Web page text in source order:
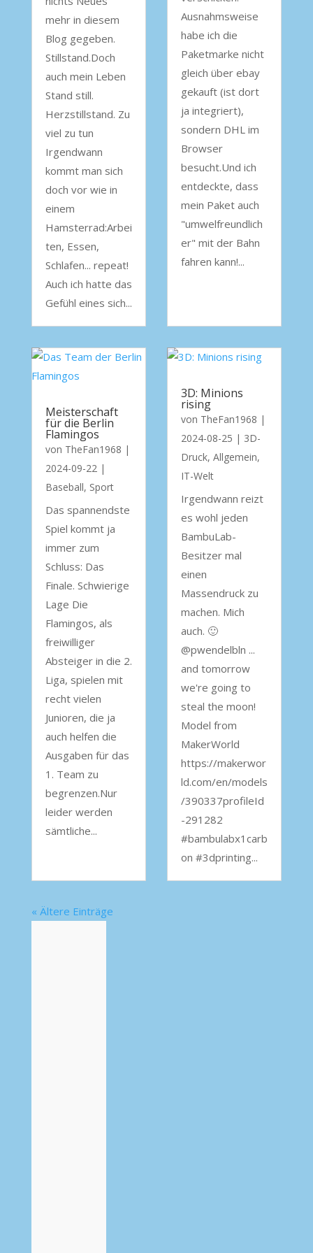
mehr in diesem
Blog gegeben.
Stillstand.Doch
auch mein Leben
Stand still.
Herzstillstand. Zu
viel zu tun
Irgendwann
kommt man sich
doch vor wie in
einem
Hamsterrad:Arbei
ten, Essen,
Schlafen... repeat!
Auch ich hatte das
Gefühl eines sich...
Ausnahmsweise
habe ich die
Paketmarke nicht
gleich über ebay
gekauft (ist dort
ja integriert),
sondern DHL im
Browser
besucht.Und ich
entdeckte, dass
mein Paket auch
"umwelfreundlich
er" mit der Bahn
fahren kann!...
Meisterschaft
für die Berlin
Flamingos
von TheFan1968 |
2024-09-22|
Baseball, Sport
Das spannendste
Spiel kommt ja
immer zum
Schluss: Das
Finale. Schwierige
Lage Die
Flamingos, als
freiwilliger
Absteiger in die 2.
Liga, spielen mit
recht vielen
Junioren, die ja
auch helfen die
Ausgaben für das
1. Team zu
begrenzen.Nur
leider werden
sämtliche...
3D: Minions
rising
von TheFan1968 |
2024-08-25 | 3D-
Druck, Allgemein,
IT-Welt
Irgendwann reizt
es wohl jeden
BambuLab-
Besitzer mal
einen
Massendruck zu
machen. Mich
auch. 🙂
@pwendelbln ...
and tomorrow
we're going to
steal the moon!
Model from
MakerWorld
https://makerwor
ld.com/en/models
/390337profileId
-291282
#bambulabx1carb
on #3dprinting...
« Ältere Einträge